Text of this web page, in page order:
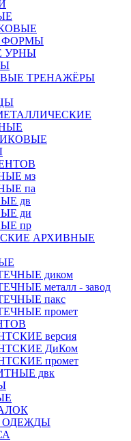
ФОРМЫ
УРНЫ
ТРЕНАЖЁРЫ
мз
па
дв
ди
пр
АРХИВНЫЕ
диком
металл - завод
пакс
промет
версия
ДиКом
промет
двк